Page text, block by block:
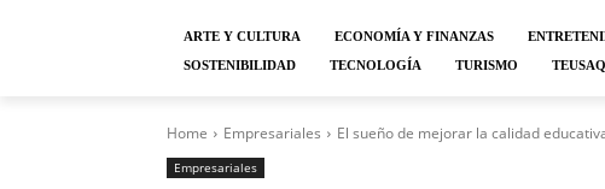
ARTE Y CULTURA ECONOMÍA Y FINANZAS
SOSTENIBILIDAD
TECNOLOGÍA TURISMO
Home Empresariales El sueño de mejorar la calidad
Empresariales